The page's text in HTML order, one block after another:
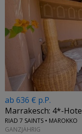
ab 636 € p.P.
Marrakesch: 4*-
RIAD 7 SAINTS • MAROKKO
GANZJÄHRIG